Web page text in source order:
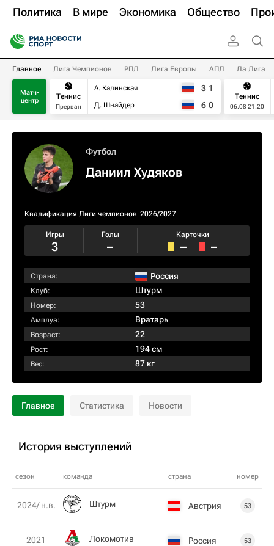
Политика В мире Экономика Общество
Главное Лига Чемпионов РПЛ Лига Европы АПЛ Ла Лига
Матч-
центр
Теннис
Прерван
А. Калинская
Д. Шнайдер
3 1
6 0
Теннис
06.08 21:20
Футбол
Даниил Худяков
Квалификация Лиги чемпионов 2026/2027
Игры
3
Голы
–
Карточки
– –
Страна: Россия
Клуб: Штурм
Номер: 53
Амплуа: Вратарь
Возраст: 22
Рост: 194 см
Вес: 87 кг
Главное Статистика Новости
История выступлений
сезон команда страна номер
2024/ н.в. Штурм Австрия 53
2021 Локомотив Россия 53